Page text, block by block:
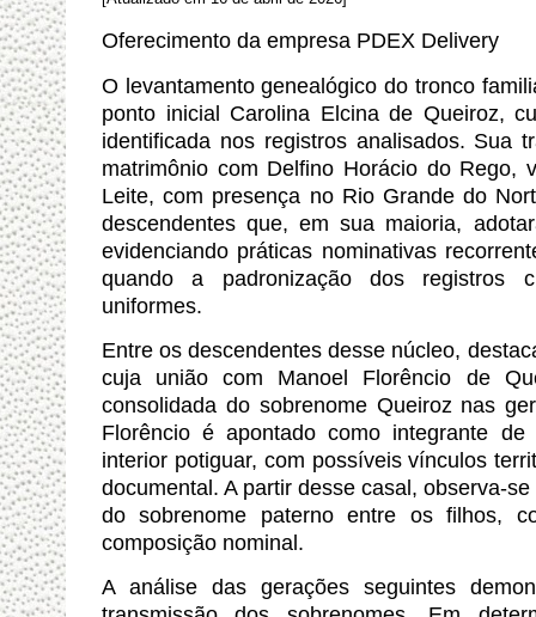
Oferecimento da empresa PDEX Delivery
O levantamento genealógico do tronco
ponto inicial Carolina Elcina de Queiroz,
identificada nos registros analisados. Sua
matrimônio com Delfino Horácio do Rego,
Leite, com presença no Rio Grande do
descendentes que, em sua maioria,
evidenciando práticas nominativas
quando a padronização dos registros
uniformes.
Entre os descendentes desse núcleo,
cuja união com Manoel Florêncio de
consolidada do sobrenome Queiroz nas
Florêncio é apontado como integrante
interior potiguar, com possíveis vínculos
documental. A partir desse casal, observa-
do sobrenome paterno entre os filhos,
composição nominal.
A análise das gerações seguintes